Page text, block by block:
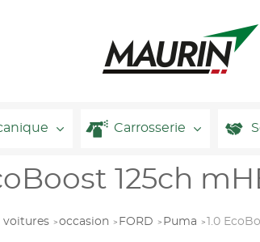
Carrosserie
125ch
voitures occasion FORD Puma 1.0